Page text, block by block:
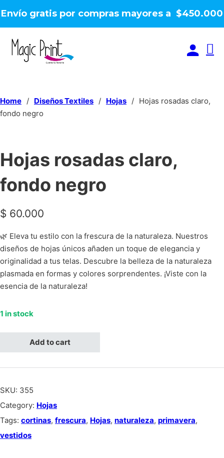
Envío gratis por compras mayores a $450.000
Home / Diseños Textiles / Hojas / Hojas rosadas claro,
fondo negro
Hojas rosadas claro,
fondo negro
$ 60.000
🌿 Eleva tu estilo con la frescura de la naturaleza. Nuestros
diseños de hojas únicos añaden un toque de elegancia y
originalidad a tus telas. Descubre la belleza de la naturaleza
plasmada en formas y colores sorprendentes. ¡Viste con la
esencia de la naturaleza!
1 in stock
Hojas rosadas claro, fondo negro quantity
Add to cart
SKU: 355
Category: Hojas
Tags: cortinas, frescura, Hojas, naturaleza, primavera,
vestidos